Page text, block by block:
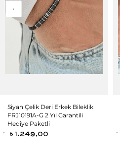
Siyah Çelik Deri Erkek Bileklik
FRJ10191A-G 2 Yıl Garantili
Hediye Paketli
t 1.249,00